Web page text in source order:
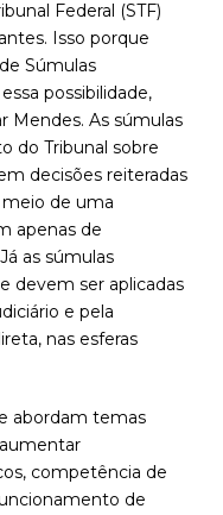
Federal (STF)
Isso porque
Súmulas
possibilidade,
Mendes. As súmulas
do Tribunal sobre
decisões reiteradas
de uma
apenas de
as súmulas
devem ser aplicadas
e pela
nas esferas
abordam temas
competência de
de